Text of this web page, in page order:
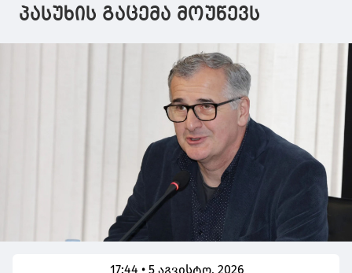
პასუხის გაცემა მოუწევს
17:44 • 5 აგვისტო, 2026